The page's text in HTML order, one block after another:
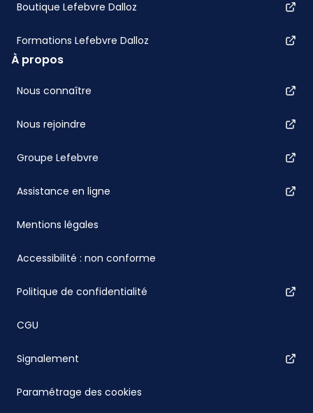
Boutique Lefebvre Dalloz
Formations Lefebvre Dalloz
À propos
Nous connaître
Nous rejoindre
Groupe Lefebvre
Assistance en ligne
Mentions légales
Accessibilité : non conforme
Politique de confidentialité
CGU
Signalement
Paramétrage des cookies